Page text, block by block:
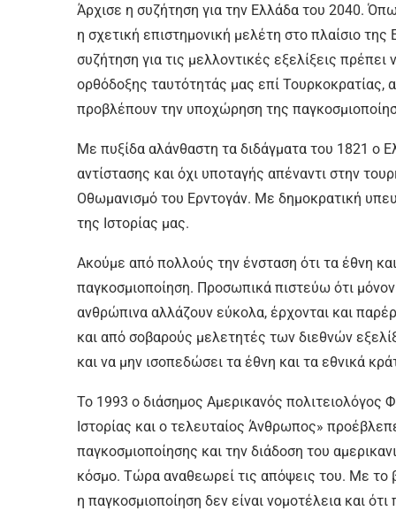
Άρχισε η συζήτηση για την Ελλάδα του 2040.
η σχετική επιστημονική μελέτη στο πλαίσιο
συζήτηση για τις μελλοντικές εξελίξεις
ορθόδοξης ταυτότητάς μας επί Τουρκοκρατίας,
προβλέπουν την υποχώρηση της
Με πυξίδα αλάνθαστη τα διδάγματα του 1821 ο
αντίστασης και όχι υποταγής απέναντι στην
Οθωμανισμό του Ερντογάν. Με δημοκρατική
της Ιστορίας μας.
Ακούμε από πολλούς την ένσταση ότι τα έθνη
παγκοσμιοποίηση. Προσωπικά πιστεύω ότι
ανθρώπινα αλλάζουν εύκολα, έρχονται και
και από σοβαρούς μελετητές των διεθνών
και να μην ισοπεδώσει τα έθνη και τα εθνικά
Το 1993 ο διάσημος Αμερικανός πολιτειολόγος
Ιστορίας και ο τελευταίος Άνθρωπος»
παγκοσμιοποίησης και την διάδοση του
κόσμο. Τώρα αναθεωρεί τις απόψεις του. Με το
η παγκοσμιοποίηση δεν είναι νομοτέλεια και